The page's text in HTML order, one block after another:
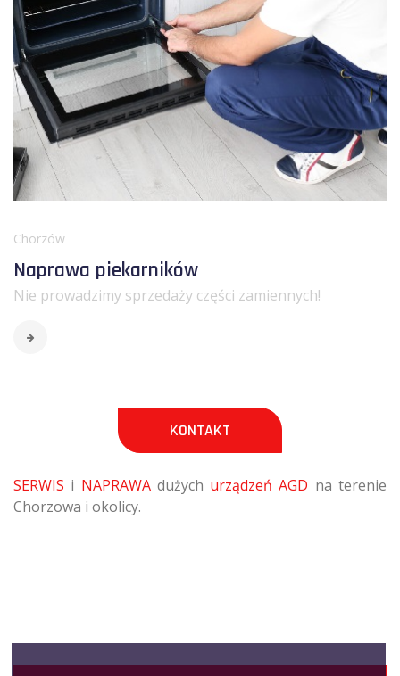
Chorzów
Naprawa piekarników
Nie prowadzimy sprzedaży części zamiennych!
KONTAKT
SERWIS i NAPRAWAdużych urządzeń AGD na terenie
Chorzowa i okolicy.